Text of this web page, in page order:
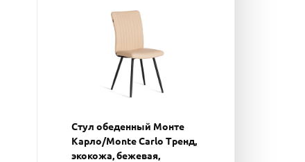
Стул обеденный Монте
Карло/Monte Carlo Тренд,
экокожа, бежевая,